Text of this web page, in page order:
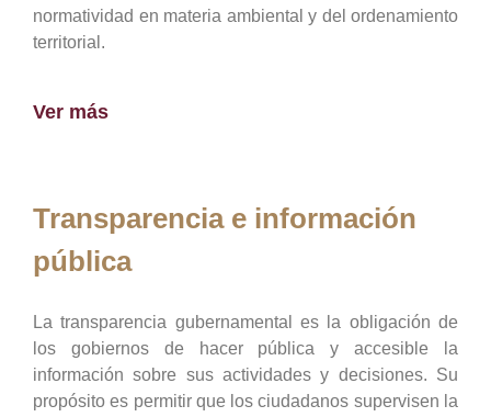
normatividad en materia ambiental y del ordenamiento
territorial.
Ver más
Transparencia e información
pública
La transparencia gubernamental es la obligación de
los gobiernos de hacer pública y accesible la
información sobre sus actividades y decisiones. Su
propósito es permitir que los ciudadanos supervisen la